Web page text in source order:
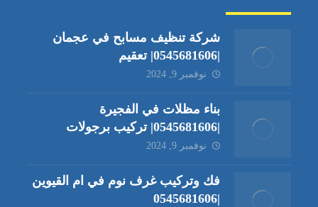
شركة تنظيف مسابح في عجمان
|0545681606| تعقيم
نوفمبر 9, 2024
بناء مظلات في الفجيرة
|0545681606| تركيب برجولات
نوفمبر 9, 2024
فك وتركيب غرف نوم في ام القيوين
|0545681606